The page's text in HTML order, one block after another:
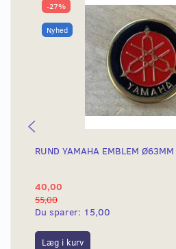
-27%
Nyhed
RUND YAMAHA EMBLEM Ø63MM
40,00
55,00
Du sparer: 15,00
Læg i kurv